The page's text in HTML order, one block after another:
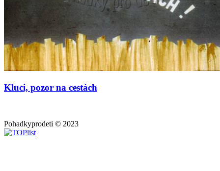
Kluci, pozor na cestách
Pohadkyprodeti © 2023